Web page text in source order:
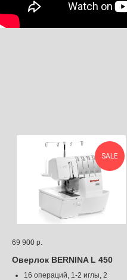
SALE
69 900 р.
Оверлок BERNINA L 450
16 операций, 1-2 иглы, 2